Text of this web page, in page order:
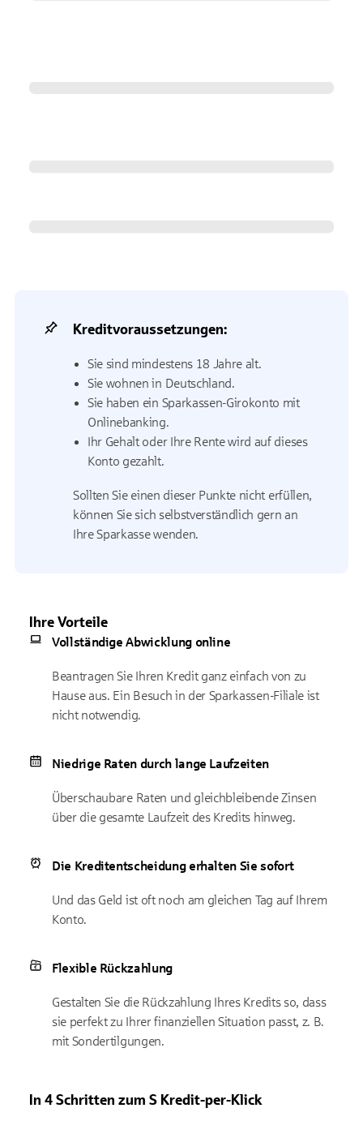
Kreditvoraussetzungen:
Sie sind mindestens 18 Jahre alt.
Sie wohnen in Deutschland.
Sie haben ein Sparkassen-Girokonto mit
Onlinebanking.
Ihr Gehalt oder Ihre Rente wird auf dieses
Konto gezahlt.
Sollten Sie einen dieser Punkte nicht erfüllen,
können Sie sich selbstverständlich gern an
Ihre Sparkasse wenden.
Ihre Vorteile
Vollständige Abwicklung online
Beantragen Sie Ihren Kredit ganz einfach von zu
Hause aus. Ein Besuch in der Sparkassen-Filiale ist
nicht notwendig.
Niedrige Raten durch lange Laufzeiten
Überschaubare Raten und gleichbleibende Zinsen
über die gesamte Laufzeit des Kredits hinweg.
Die Kreditentscheidung erhalten Sie sofort
Und das Geld ist oft noch am gleichen Tag auf Ihrem
Konto.
Flexible Rückzahlung
Gestalten Sie die Rückzahlung Ihres Kredits so, dass
sie perfekt zu Ihrer finanziellen Situation passt, z. B.
mit Sondertilgungen.
In 4 Schritten zum S Kredit-per-Klick